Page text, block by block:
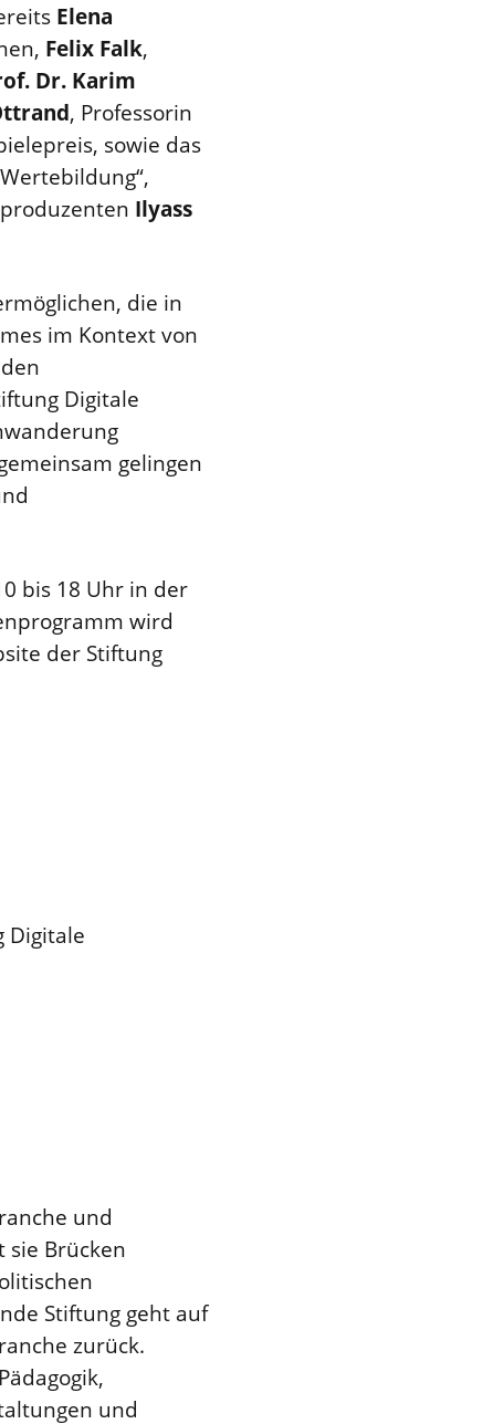
Elena
Felix Falk,
Dr. Karim
, Professorin
sowie das
Ilyass
die in
im Kontext von
Digitale
gelingen
bis 18 Uhr in der
wird
der Stiftung
Digitale
und
sie Brücken
Stiftung geht auf
zurück.
und